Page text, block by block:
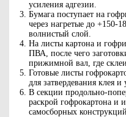
усиления адгезии.
Бумага поступает на
через нагретые до +150-
волнистый слой.
На листы картона и
ПВА, после чего
прижимной вал, где
Готовые листы
для затвердевания клея и
В секции продольно-
раскрой гофрокартона и
самосборных